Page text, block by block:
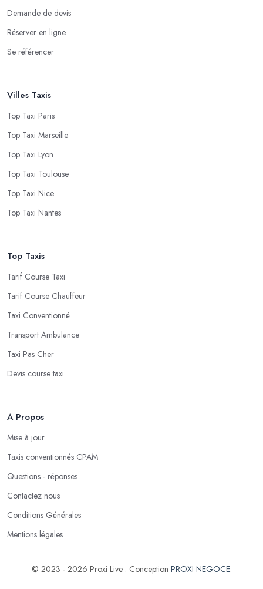
Demande de devis
Réserver en ligne
Se référencer
Villes Taxis
Top Taxi Paris
Top Taxi Marseille
Top Taxi Lyon
Top Taxi Toulouse
Top Taxi Nice
Top Taxi Nantes
Top Taxis
Tarif Course Taxi
Tarif Course Chauffeur
Taxi Conventionné
Transport Ambulance
Taxi Pas Cher
Devis course taxi
A Propos
Mise à jour
Taxis conventionnés CPAM
Questions - réponses
Contactez nous
Conditions Générales
Mentions légales
© 2023 - 2026 Proxi Live . Conception PROXI NEGOCE.